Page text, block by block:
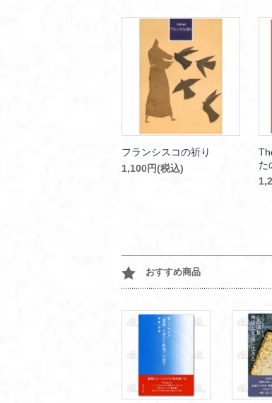
フランシスコの祈り
1,100円(税込)
た
おすすめ商品